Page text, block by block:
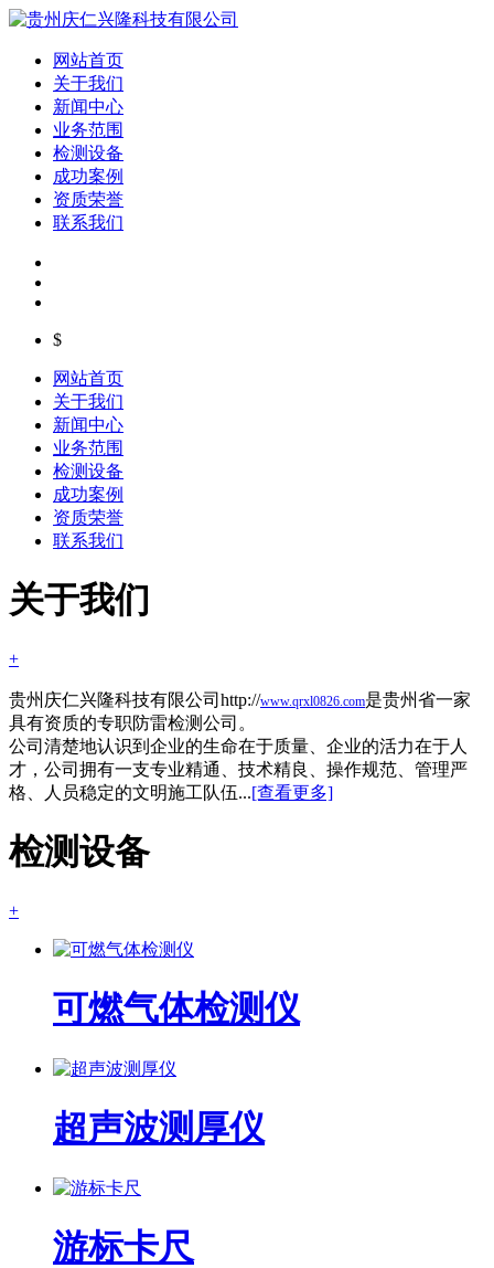
网站首页
关于我们
新闻中心
业务范围
检测设备
成功案例
资质荣誉
联系我们
$
网站首页
关于我们
新闻中心
业务范围
检测设备
成功案例
资质荣誉
联系我们
关于我们
+
贵州庆仁兴隆科技有限公司http://www.qrxl0826.com是贵州省一家
具有资质的专职防雷检测公司。
公司清楚地认识到企业的生命在于质量、企业的活力在于人
才，公司拥有一支专业精通、技术精良、操作规范、管理严
格、人员稳定的文明施工队伍...[查看更多]
检测设备
+
可燃气体检测仪
超声波测厚仪
游标卡尺